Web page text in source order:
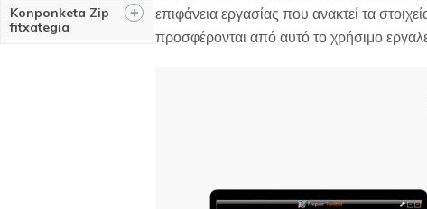
επιφάνεια εργασίας που ανακτεί τα
προσφέρονται από αυτό το χρήσιμο
Konponketa Zip
fitxategia
+